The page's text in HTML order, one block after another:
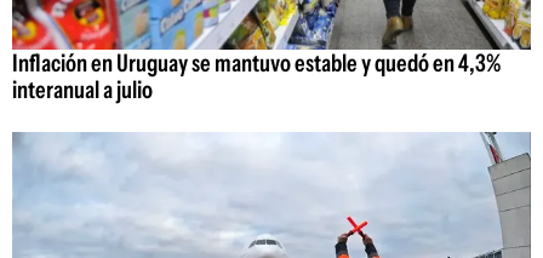
Inflación en Uruguay se mantuvo estable y quedó en 4,3%
interanual a julio